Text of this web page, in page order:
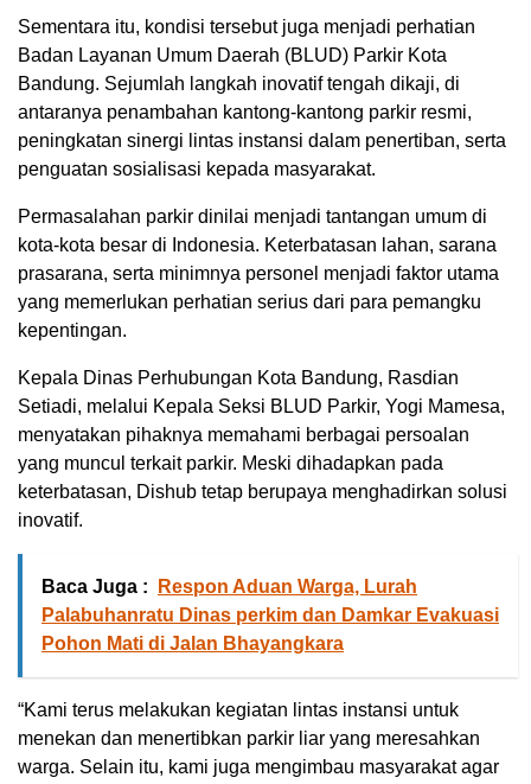
Sementara itu, kondisi tersebut juga menjadi perhatian
Badan Layanan Umum Daerah (BLUD) Parkir Kota
Bandung. Sejumlah langkah inovatif tengah dikaji, di
antaranya penambahan kantong-kantong parkir resmi,
peningkatan sinergi lintas instansi dalam penertiban, serta
penguatan sosialisasi kepada masyarakat.
Permasalahan parkir dinilai menjadi tantangan umum di
kota-kota besar di Indonesia. Keterbatasan lahan, sarana
prasarana, serta minimnya personel menjadi faktor utama
yang memerlukan perhatian serius dari para pemangku
kepentingan.
Kepala Dinas Perhubungan Kota Bandung, Rasdian
Setiadi, melalui Kepala Seksi BLUD Parkir, Yogi Mamesa,
menyatakan pihaknya memahami berbagai persoalan
yang muncul terkait parkir. Meski dihadapkan pada
keterbatasan, Dishub tetap berupaya menghadirkan solusi
inovatif.
Baca Juga :
Respon Aduan Warga, Lurah
Palabuhanratu Dinas perkim dan Damkar Evakuasi
Pohon Mati di Jalan Bhayangkara
“Kami terus melakukan kegiatan lintas instansi untuk
menekan dan menertibkan parkir liar yang meresahkan
warga. Selain itu, kami juga mengimbau masyarakat agar